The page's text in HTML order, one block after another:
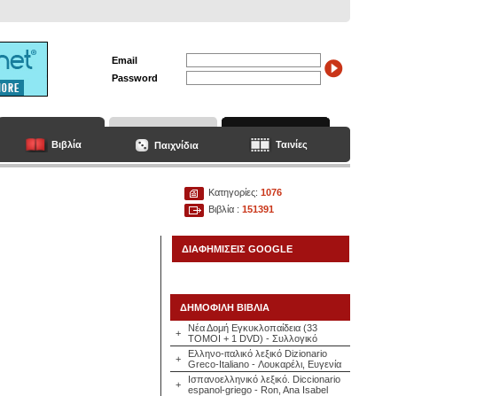
Email
Password
Βιβλία Παιχνίδια Ταινίες
Κατηγορίες: 1076
Βιβλία : 151391
ΔΙΑΦΗΜΙΣΕΙΣ GOOGLE
ΔΗΜΟΦΙΛΗ ΒΙΒΛΙΑ
+
Νέα Δομή Εγκυκλοπαίδεια (33
ΤΟΜΟΙ + 1 DVD) - Συλλογικό
+
Ελληνο-ιταλικό λεξικό Dizionario
Greco-Italiano - Λουκαρέλι, Ευγενία
+
Ισπανοελληνικό λεξικό. Diccionario
espanol-griego - Ron, Ana Isabel